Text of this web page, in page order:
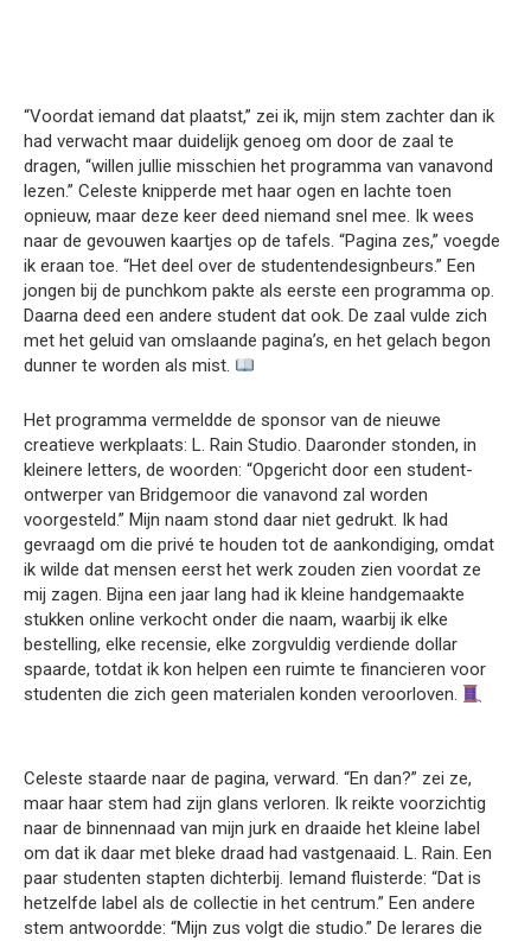
“Voordat iemand dat plaatst,” zei ik, mijn stem zachter dan ik
had verwacht maar duidelijk genoeg om door de zaal te
dragen, “willen jullie misschien het programma van vanavond
lezen.” Celeste knipperde met haar ogen en lachte toen
opnieuw, maar deze keer deed niemand snel mee. Ik wees
naar de gevouwen kaartjes op de tafels. “Pagina zes,” voegde
ik eraan toe. “Het deel over de studentendesignbeurs.” Een
jongen bij de punchkom pakte als eerste een programma op.
Daarna deed een andere student dat ook. De zaal vulde zich
met het geluid van omslaande pagina’s, en het gelach begon
dunner te worden als mist.
Het programma vermeldde de sponsor van de nieuwe
creatieve werkplaats: L. Rain Studio. Daaronder stonden, in
kleinere letters, de woorden: “Opgericht door een student-
ontwerper van Bridgemoor die vanavond zal worden
voorgesteld.” Mijn naam stond daar niet gedrukt. Ik had
gevraagd om die privé te houden tot de aankondiging, omdat
ik wilde dat mensen eerst het werk zouden zien voordat ze
mij zagen. Bijna een jaar lang had ik kleine handgemaakte
stukken online verkocht onder die naam, waarbij ik elke
bestelling, elke recensie, elke zorgvuldig verdiende dollar
spaarde, totdat ik kon helpen een ruimte te financieren voor
studenten die zich geen materialen konden veroorloven.
Celeste staarde naar de pagina, verward. “En dan?” zei ze,
maar haar stem had zijn glans verloren. Ik reikte voorzichtig
naar de binnennaad van mijn jurk en draaide het kleine label
om dat ik daar met bleke draad had vastgenaaid. L. Rain. Een
paar studenten stapten dichterbij. Iemand fluisterde: “Dat is
hetzelfde label als de collectie in het centrum.” Een andere
stem antwoordde: “Mijn zus volgt die studio.” De lerares die